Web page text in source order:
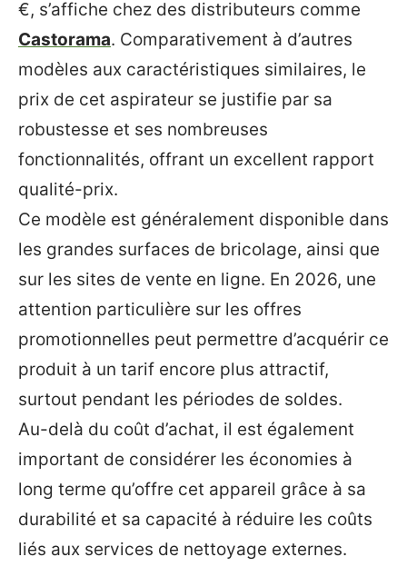
€, s’affiche chez des distributeurs comme
Castorama. Comparativement à d’autres
modèles aux caractéristiques similaires, le
prix de cet aspirateur se justifie par sa
robustesse et ses nombreuses
fonctionnalités, offrant un excellent rapport
qualité-prix.
Ce modèle est généralement disponible dans
les grandes surfaces de bricolage, ainsi que
sur les sites de vente en ligne. En 2026, une
attention particulière sur les offres
promotionnelles peut permettre d’acquérir ce
produit à un tarif encore plus attractif,
surtout pendant les périodes de soldes.
Au-delà du coût d’achat, il est également
important de considérer les économies à
long terme qu’offre cet appareil grâce à sa
durabilité et sa capacité à réduire les coûts
liés aux services de nettoyage externes.